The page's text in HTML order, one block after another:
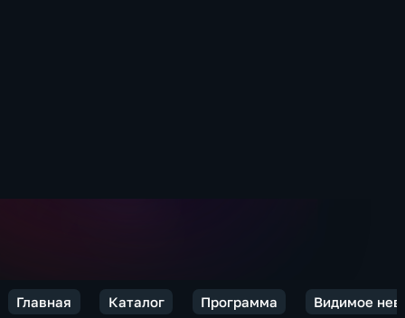
Главная Каталог Программа Видимое